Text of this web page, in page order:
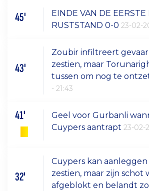
45'
EINDE VAN DE EERSTE
RUSTSTAND 0-023-02-
43'
Zoubir infiltreert
zestien, maar
tussen om nog te
- 21:43
41'
Geel voor Gurbanli
Cuypers aantrapt23-02-
32'
Cuypers kan
zestien, maar zijn schot
afgeblokt en belandt